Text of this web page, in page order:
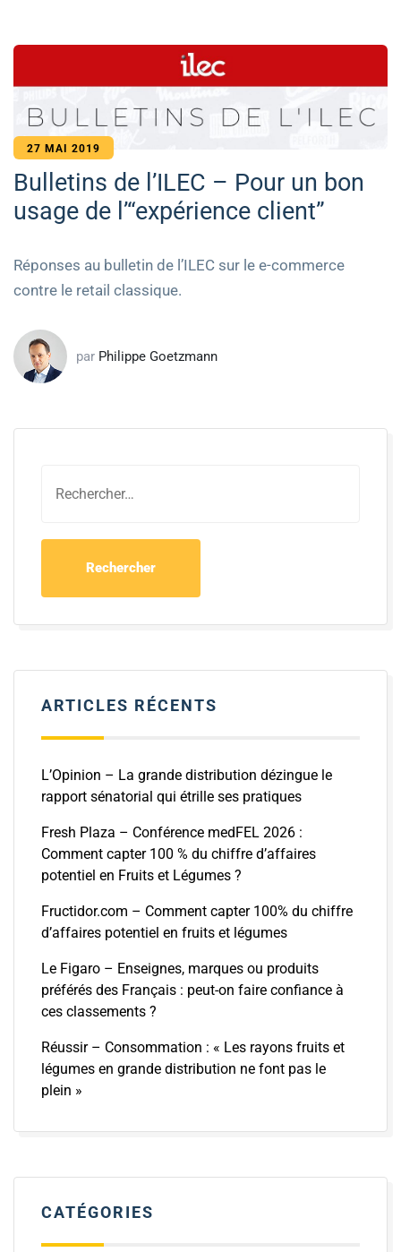
27 MAI 2019
Bulletins de l’ILEC – Pour un bon
usage de l’“expérience client”
Réponses au bulletin de l’ILEC sur le e-commerce
contre le retail classique.
par Philippe Goetzmann
ARTICLES RÉCENTS
L’Opinion – La grande distribution dézingue le
rapport sénatorial qui étrille ses pratiques
Fresh Plaza – Conférence medFEL 2026 :
Comment capter 100 % du chiffre d’affaires
potentiel en Fruits et Légumes ?
Fructidor.com – Comment capter 100% du chiffre
d’affaires potentiel en fruits et légumes
Le Figaro – Enseignes, marques ou produits
préférés des Français : peut-on faire confiance à
ces classements ?
Réussir – Consommation : « Les rayons fruits et
légumes en grande distribution ne font pas le
plein »
CATÉGORIES